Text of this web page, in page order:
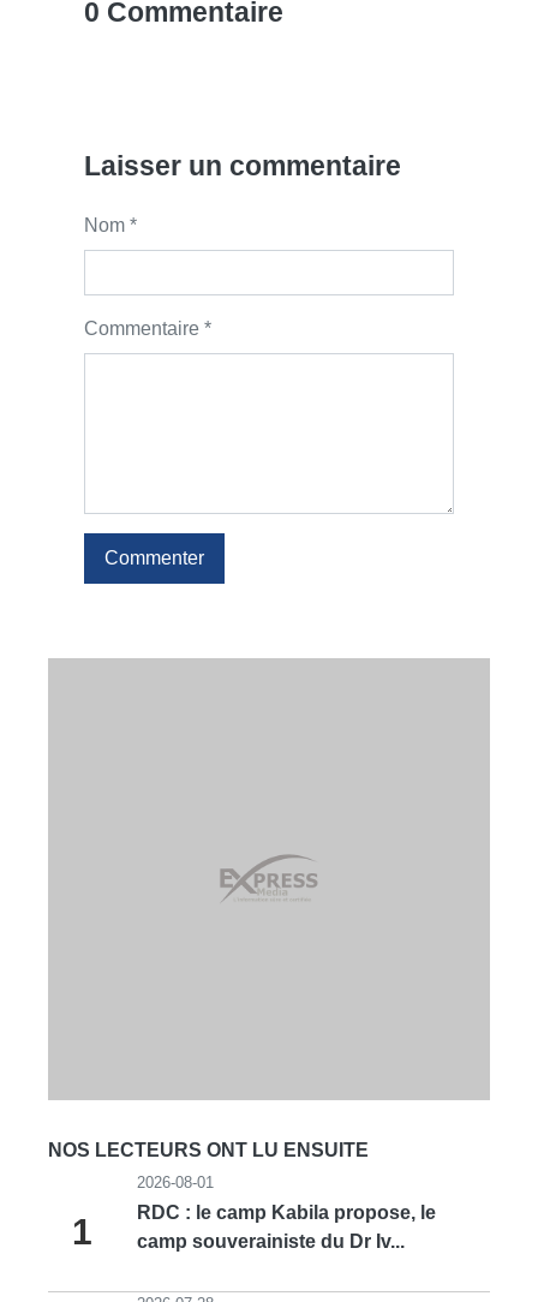
0 Commentaire
Laisser un commentaire
Nom *
Commentaire *
Commenter
NOS LECTEURS ONT LU ENSUITE
1
2026-08-01
RDC : le camp Kabila propose, le
camp souverainiste du Dr Iv...